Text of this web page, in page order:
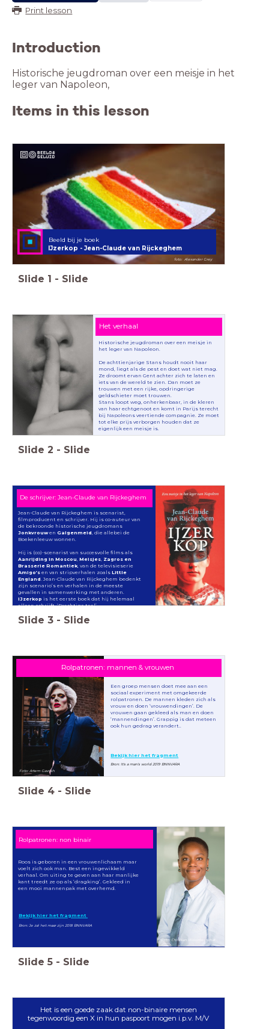
Print lesson
Introduction
Historische jeugdroman over een meisje in het
leger van Napoleon,
Items in this lesson
IJzerkop - Jean-Claude van Rijckeghem
Beeld bij je boek
foto: Alexander Grey
Slide 1 - Slide
Historische jeugdroman over een meisje in
het leger van Napoleon.
De achttienjarige Stans houdt nooit haar
mond, liegt als de pest en doet wat niet mag.
Ze droomt ervan Gent achter zich te laten en
iets van de wereld te zien. Dan moet ze
trouwen met een rijke, opdringerige
geldschieter moet trouwen.
Stans loopt weg, onherkenbaar, in de kleren
van haar echtgenoot en komt in Parijs terecht
bij Napoleons veertiende compagnie. Ze moet
tot elke prijs verborgen houden dat ze
eigenlijk een meisje is.
Het verhaal
Slide 2 - Slide
Jean-Claude van Rijckeghem is scenarist,
filmproducent en schrijver. Hij is co-auteur van
de bekroonde historische jeugdromans
JonkvrouwenGalgenmeid, die allebei de
Boekenleeuw wonnen.
Hij is (co)-scenarist van succesvolle films als
Aanrijding in Moscou,Meisjes, Zagros en
Brasserie Romantiek, van de televisieserie
Amigo’sen van stripverhalen zoals Little
England. Jean-Claude van Rijckeghem bedenkt
zijn scenario’s en verhalen in de meeste
gevallen in samenwerking met anderen.
IJzerkopis het eerste boek dat hij helemaal
alleen schrijft. ‘Prachtige taal’
De schrijver: Jean-Claude van Rijckeghem
Slide 3 - Slide
Een groep mensen doet mee aan een
sociaal experiment met omgekeerde
rolpatronen. De mannen kleden zich als
vrouw en doen ‘vrouwendingen’. De
vrouwen gaan gekleed als man en doen
‘mannendingen’. Grappig is dat meteen
ook hun gedrag verandert..
Foto: Artem Gavrish
Rolpatronen: mannen & vrouwen
Bekijk hier het fragment
Bron: It's a man's world 2019 BNNVARA
Slide 4 - Slide
Roos is geboren in een vrouwenlichaam maar
voelt zich ook man. Best een ingewikkeld
verhaal. Om uiting te geven aan haar manlijke
kant treedt ze op als ‘dragking’. Gekleed in
een mooi mannenpak met overhemd.
Foto: Christian Wocintechchat
Rolpatronen: non binair
Bekijk hier het fragment
Bron: Je zal het maar zijn 2018 BNNVARA
Slide 5 - Slide
Het is een goede zaak dat non-binaire mensen
tegenwoordig een X in hun paspoort mogen i.p.v. M/V